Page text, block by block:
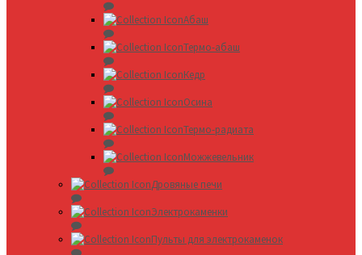
Абаш
Термо-абаш
Кедр
Осина
Термо-радиата
Можжевельник
Дровяные печи
Электрокаменки
Пульты для электрокаменок